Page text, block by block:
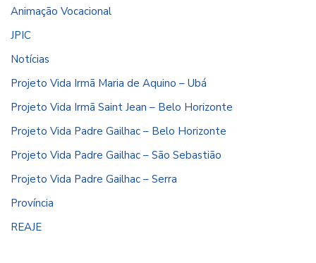
Animação Vocacional
JPIC
Notícias
Projeto Vida Irmã Maria de Aquino – Ubá
Projeto Vida Irmã Saint Jean – Belo Horizonte
Projeto Vida Padre Gailhac – Belo Horizonte
Projeto Vida Padre Gailhac – São Sebastião
Projeto Vida Padre Gailhac – Serra
Província
REAJE